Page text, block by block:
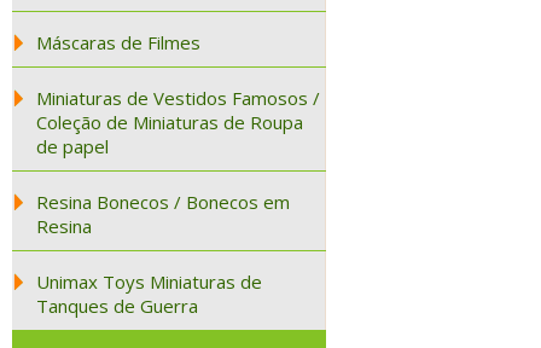
Máscaras de Filmes
Miniaturas de Vestidos Famosos /
Coleção de Miniaturas de Roupa
de papel
Resina Bonecos / Bonecos em
Resina
Unimax Toys Miniaturas de
Tanques de Guerra